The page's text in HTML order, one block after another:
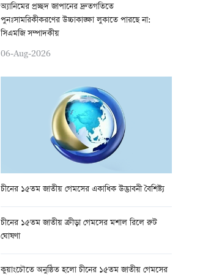
অ্যানিমের প্রচ্ছদ জাপানের দ্রুতগতিতে
পুনঃসামরিকীকরণের উচ্চাকাঙ্ক্ষা লুকাতে পারছে না:
সিএমজি সম্পাদকীয়
06-Aug-2026
চীনের ১৫তম জাতীয় গেমসের একাধিক উদ্ভাবনী বৈশিষ্ট্য
চীনের ১৫তম জাতীয় ক্রীড়া গেমসের মশাল রিলে রুট
ঘোষণা
কুয়াংচৌতে অনুষ্ঠিত হলো চীনের ১৫তম জাতীয় গেমসের